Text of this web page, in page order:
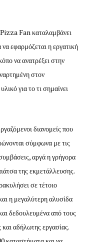
Fan καταλαμβάνει
εφαρμόζεται η εργατική
να ανατρέξει στην
στον
για το τι σημαίνει
διανομείς που
σύμφωνα με τις
αργά η γρήγορα
της εκμετάλλευσης.
σε τέτοιο
η μεγαλύτερη αλυσίδα
δεδουλευμένα από τους
αδήλωτης εργασίας.